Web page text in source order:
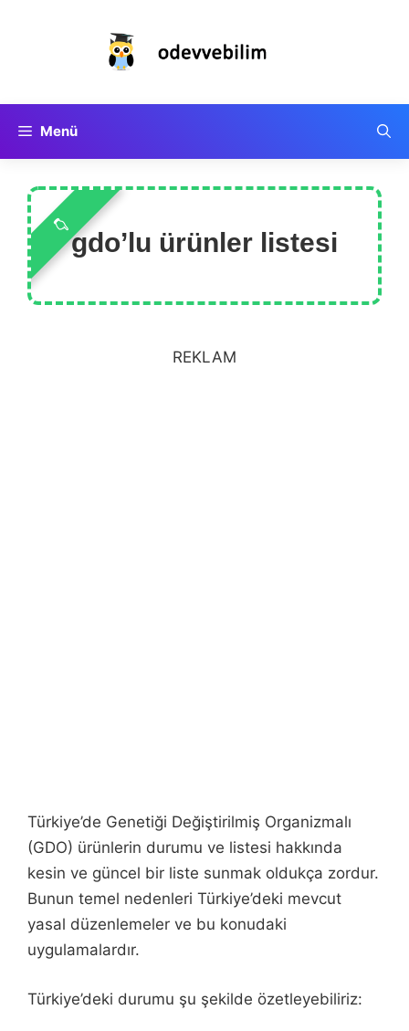
Menü
gdo’lu ürünler listesi
REKLAM
Türkiye’de Genetiği Değiştirilmiş Organizmalı
(GDO) ürünlerin durumu ve listesi hakkında
kesin ve güncel bir liste sunmak oldukça zordur.
Bunun temel nedenleri Türkiye’deki mevcut
yasal düzenlemeler ve bu konudaki
uygulamalardır.
Türkiye’deki durumu şu şekilde özetleyebiliriz: